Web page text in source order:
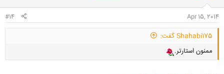
Apr 15, 2014
#14
Shahabi175 گفت:
ممنون استارتر.